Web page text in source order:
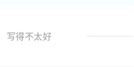
写得不太好